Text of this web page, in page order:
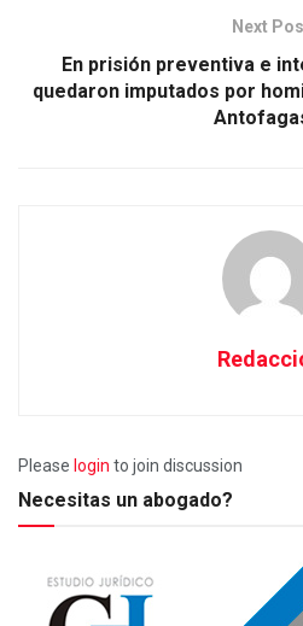
Next
En prisión preventiva e
quedaron imputados por
Please login to join discussion
Necesitas un abogado?